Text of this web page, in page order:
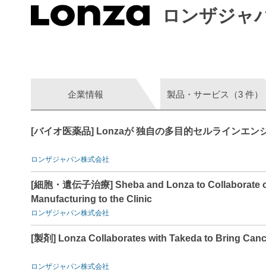
ロンザジャ
企業情報 製品・サービス（3 件）
[バイオ医薬品] Lonzaが 独自の多目的セルラインエ
ロンザジャパン株式会社
[細胞・遺伝子治療] Sheba and Lonza to
Manufacturing to the Clinic
ロンザジャパン株式会社
[製剤] Lonza Collaborates with Takeda to Bring
ロンザジャパン株式会社